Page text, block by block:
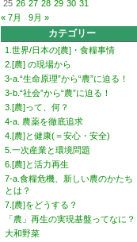
25 26 27 28 29 30 31
« 7月
9月 »
カテゴリー
1.世界/日本の[農]・食糧事情
2.[農] の現場から
3-a.“生命原理”から“農”に迫る！
3-b.“社会”から“農”に迫る！
3.[農]って、何？
4-a. 農薬を徹底追求
4.[農]と健康(＝安心・安全)
5.一次産業と環境問題
6.[農]と活力再生
7-a.食糧危機、新しい農のかたち
とは？
7.[農]をどうする？
「農」再生の実現基盤ってなに？
大和野菜